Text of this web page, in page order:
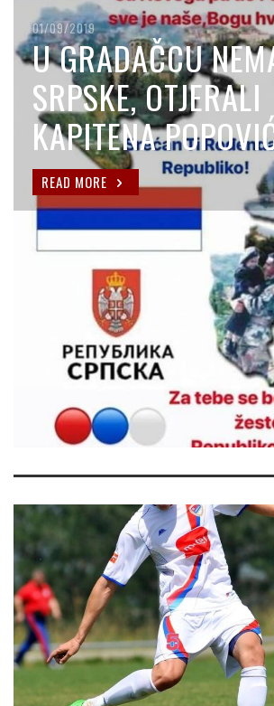
01/09/2019
U GRADAČCU
SRPSKE, OTJERALI
KAPITENA
READ MORE